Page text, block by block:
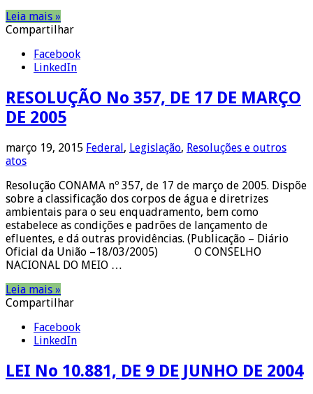
Leia mais »
Compartilhar
Facebook
LinkedIn
RESOLUÇÃO No 357, DE 17 DE MARÇO
DE 2005
março 19, 2015 Federal , Legislação, Resoluções e outros
atos
Resolução CONAMA nº 357, de 17 de março de 2005. Dispõe
sobre a classificação dos corpos de água e diretrizes
ambientais para o seu enquadramento, bem como
estabelece as condições e padrões de lançamento de
efluentes, e dá outras providências. (Publicação – Diário
Oficial da União –18/03/2005) O CONSELHO
NACIONAL DO MEIO …
Leia mais »
Compartilhar
Facebook
LinkedIn
LEI No 10.881, DE 9 DE JUNHO DE 2004